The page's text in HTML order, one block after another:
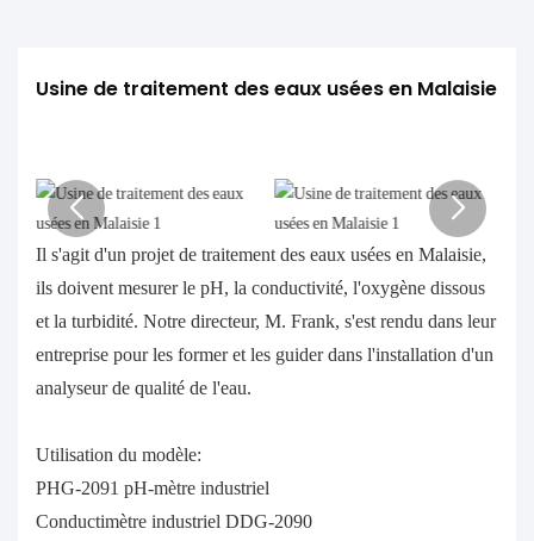
Usine de traitement des eaux usées en Malaisie
Il s'agit d'un projet de traitement des eaux usées en Malaisie,
ils doivent mesurer le pH, la conductivité, l'oxygène dissous
et la turbidité. Notre directeur, M. Frank, s'est rendu dans leur
entreprise pour les former et les guider dans l'installation d'un
analyseur de qualité de l'eau.
Utilisation du modèle:
PHG-2091 pH-mètre industriel
Conductimètre industriel DDG-2090